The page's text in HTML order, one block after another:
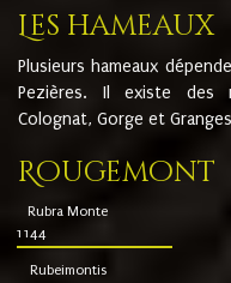
Les hameaux
Plusieurs hameaux
Pezières. Il existe des
Colognat, Gorge et
Rougemont
Rubra Monte
1144
Rubeimontis